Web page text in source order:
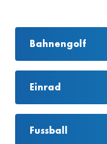
Bahnengolf
Einrad
Fussball